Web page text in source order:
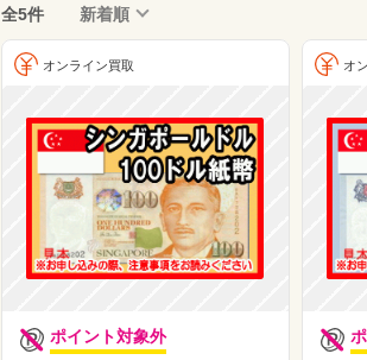
全5件 新着順
オンライン買取
ポイント対象外
オ